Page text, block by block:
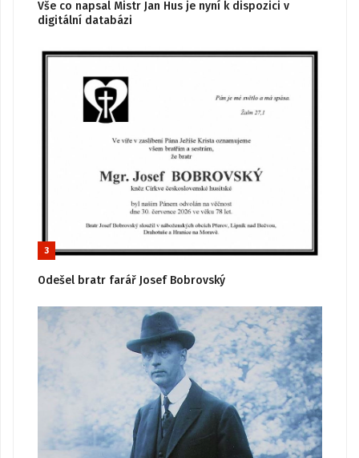
Vše co napsal Mistr Jan Hus je nyní k dispozici v
digitální databázi
3
Odešel bratr farář Josef Bobrovský